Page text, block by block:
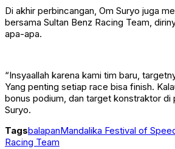
Di akhir perbincangan, Om Suryo juga
bersama Sultan Benz Racing Team,
apa-apa.
“Insyaallah karena kami tim baru,
Yang penting setiap race bisa finish.
bonus podium, dan target konstraktor di
Suryo.
TagsbalapanMandalika Festival of
Racing Team